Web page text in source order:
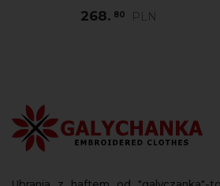
268. 80 PLN
Ubrania z haftem od "galyczanka"-